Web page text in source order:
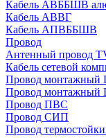
Кабель АВББШВ
Кабель АВВГ
Кабель АПВББШВ
Провод
Антенный провод
Кабель сетевой
Провод
Провод
Провод ПВС
Провод СИП
Провод